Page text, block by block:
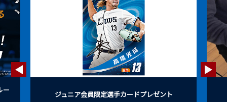
ー ジュニア会員限定選手カードプレゼント